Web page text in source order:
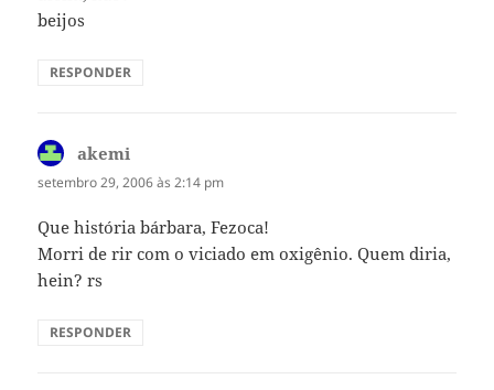
beijos
RESPONDER
akemi
setembro 29, 2006 às 2:14 pm
Que história bárbara, Fezoca!
Morri de rir com o viciado em oxigênio. Quem diria,
hein? rs
RESPONDER